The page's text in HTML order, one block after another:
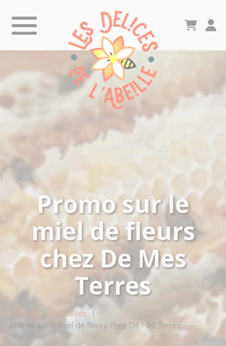
Promo sur le
miel de fleurs
chez De Mes
Terres
Accueil Actualités
Promo sur le miel de fleurs chez De Mes Terres